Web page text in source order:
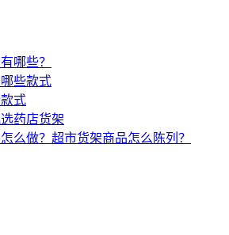
哪些？
些款式
式
药店货架
么做？超市货架商品怎么陈列？